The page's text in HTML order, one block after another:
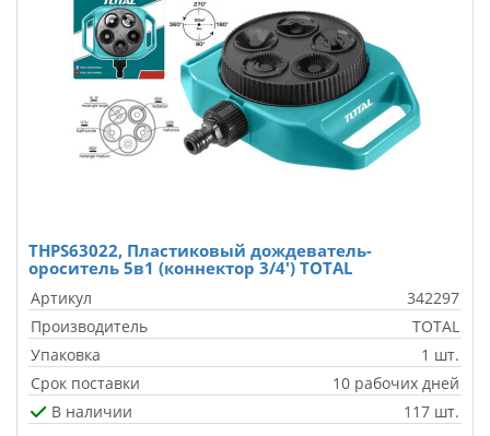
THPS63022, Пластиковый дождеватель-
ороситель 5в1 (коннектор 3/4') TOTAL
Артикул
342297
Производитель
TOTAL
Упаковка
1 шт.
Срок поставки
10 рабочих дней
В наличии
117 шт.